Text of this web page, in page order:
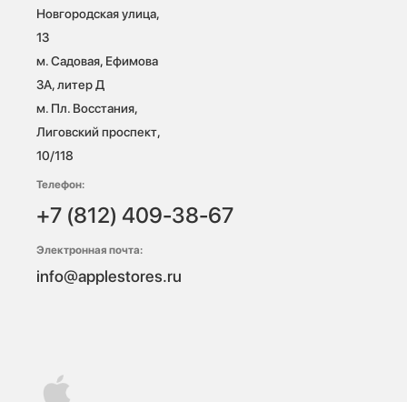
Новгородская улица,
13
м. Садовая, Ефимова
3А, литер Д
м. Пл. Восстания,
Лиговский проспект,
10/118
Телефон:
+7 (812) 409-38-67
Электронная почта:
info@applestores.ru